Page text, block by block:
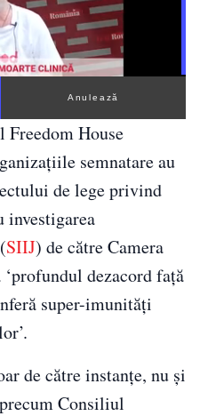
Anulează
House
semnatare au
de lege privind
investigarea
SIIJ) de către Camera
dezacord faţă
super-imunităţi
de către instanţe, nu şi
Consiliul